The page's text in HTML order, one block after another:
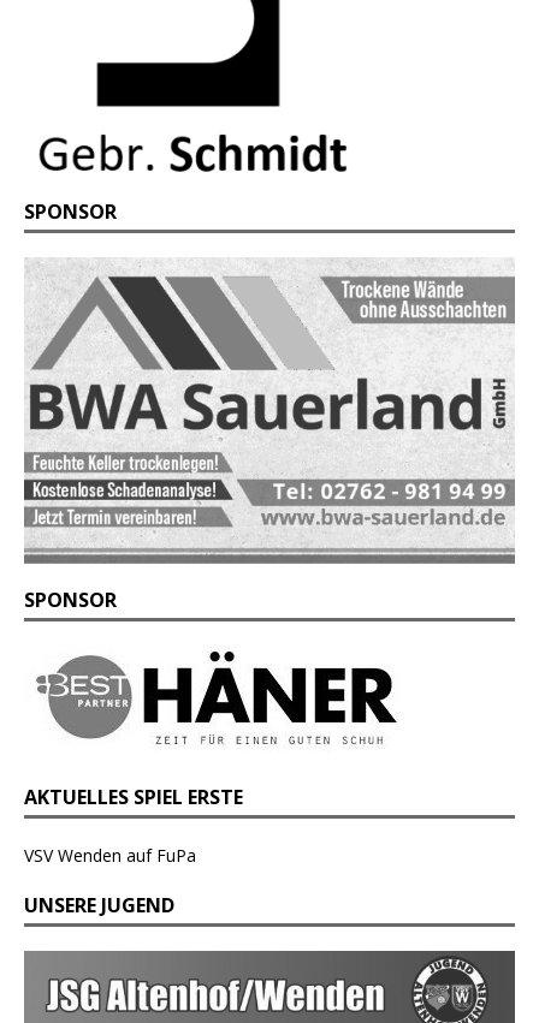
SPONSOR
SPONSOR
AKTUELLES SPIEL ERSTE
VSV Wenden auf FuPa
UNSERE JUGEND